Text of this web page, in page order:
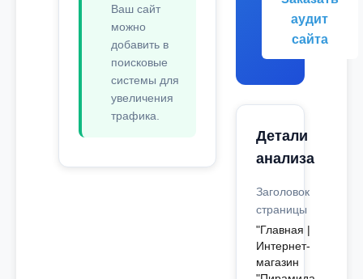
Ваш сайт
можно
добавить в
поисковые
системы для
увеличения
трафика.
аудит
сайта
Детали
анализа
Заголовок
страницы
"Главная |
Интернет-
магазин